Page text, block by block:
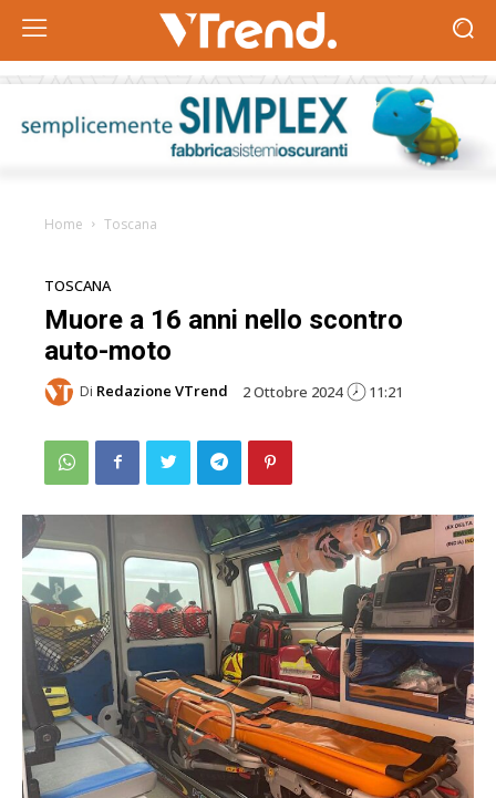
Home Toscana
TOSCANA
Muore a 16 anni nello scontro
auto-moto
Di Redazione VTrend 2 Ottobre 2024 11:21